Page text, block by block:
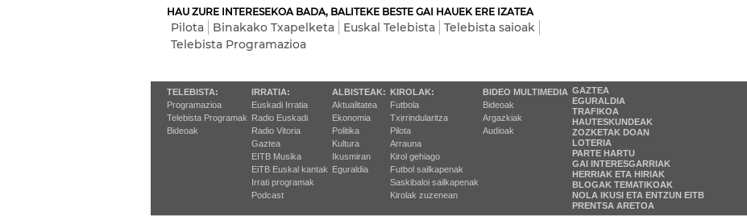
HAU ZURE INTERESEKOA BADA, BALITEKE BESTE GAI HAUEK ERE IZATEA
Pilota Binakako Txapelketa Euskal Telebista
Telebista saioak
Telebista Programazioa
TELEBISTA:
Programazioa
Telebista Programak
Bideoak
IRRATIA:
Euskadi Irratia
Radio Euskadi
Radio Vitoria
Gaztea
EITB Musika
EiTB Euskal kantak
Irrati programak
Podcast
ALBISTEAK:
Aktualitatea
Ekonomia
Politika
Kultura
Ikusmiran
Eguraldia
KIROLAK:
Futbola
Txirrindularitza
Pilota
Arrauna
Kirol gehiago
Futbol sailkapenak
Saskibaloi sailkapenak
Kirolak zuzenean
BIDEO MULTIMEDIA
Bideoak
Argazkiak
Audioak
GAZTEA
EGURALDIA
TRAFIKOA
HAUTESKUNDEAK
ZOZKETAK DOAN
LOTERIA
PARTE HARTU
GAI INTERESGARRIAK
HERRIAK ETA HIRIAK
BLOGAK TEMATIKOAK
NOLA IKUSI ETA ENTZUN EITB
PRENTSA ARETOA